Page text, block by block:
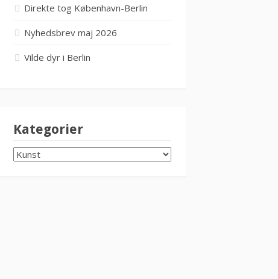
Direkte tog København-Berlin
Nyhedsbrev maj 2026
Vilde dyr i Berlin
Kategorier
KATEGORIER